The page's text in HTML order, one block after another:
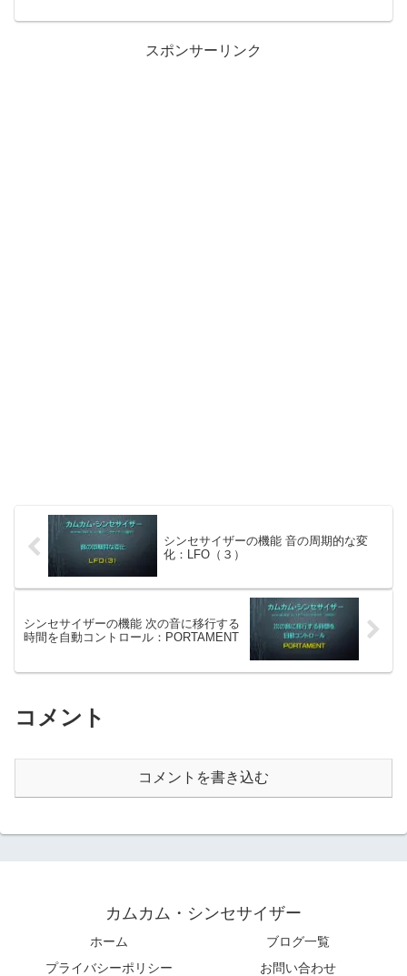
スポンサーリンク
シンセサイザーの機能 音の周期的な変
化：LFO（３）
シンセサイザーの機能 次の音に移行する
時間を自動コントロール：PORTAMENT
コメント
コメントを書き込む
カムカム・シンセサイザー
ホーム
ブログ一覧
プライバシーポリシー
お問い合わせ